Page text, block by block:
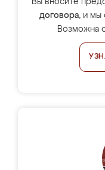
Вы вносите
договора, и мы
Возможна